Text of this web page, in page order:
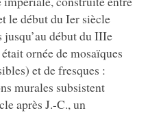
le début du Ier siècle
jusqu’au début du IIIe
ornée de mosaïques
et de fresques :
murales subsistent
après J.-C., un